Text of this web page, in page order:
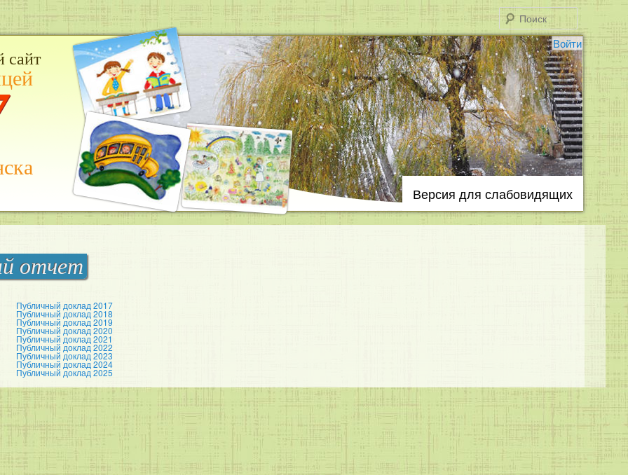
Версия для слабовидящих
Войти
отчет
Публичный доклад 2017
Публичный доклад 2018
Публичный доклад 2019
Публичный доклад 2020
Публичный доклад 2021
Публичный доклад 2022
Публичный доклад 2023
Публичный доклад 2024
Публичный доклад 2025